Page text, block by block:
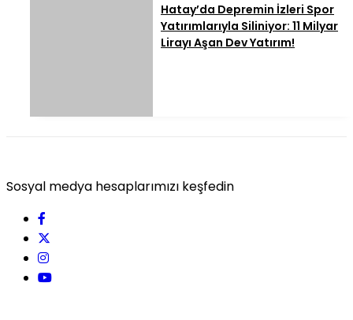
Hatay’da Depremin İzleri Spor
Yatırımlarıyla Siliniyor: 11 Milyar
Lirayı Aşan Dev Yatırım!
Sosyal medya hesaplarımızı keşfedin